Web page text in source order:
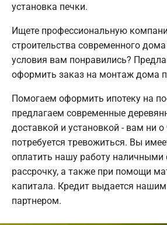
установка печки.
Ищете профессиональную
строительства современного
условия вам понравились?
оформить заказ на монтаж дома
Помогаем оформить ипотеку на
предлагаем современные
доставкой и установкой - вам ни
потребуется тревожиться. Вы
оплатить нашу работу наличными
рассрочку, а также при помощи
капитала. Кредит выдается
партнером.